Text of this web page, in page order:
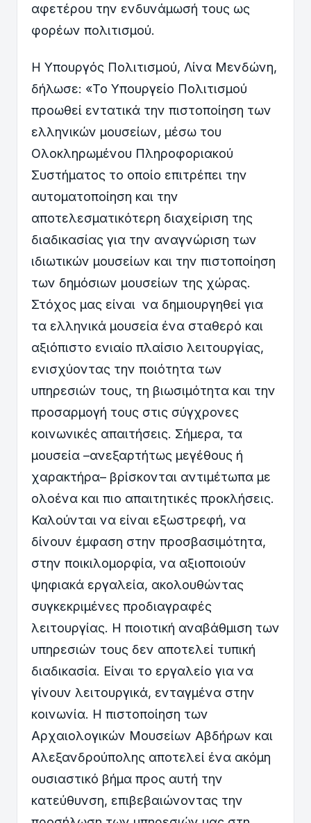
αφετέρου την ενδυνάμωσή τους ως
φορέων πολιτισμού.
Η Υπουργός Πολιτισμού, Λίνα Μενδώνη,
δήλωσε: «Το Υπουργείο Πολιτισμού
προωθεί εντατικά την πιστοποίηση των
ελληνικών μουσείων, μέσω του
Ολοκληρωμένου Πληροφοριακού
Συστήματος το οποίο επιτρέπει την
αυτοματοποίηση και την
αποτελεσματικότερη διαχείριση της
διαδικασίας για την αναγνώριση των
ιδιωτικών μουσείων και την πιστοποίηση
των δημόσιων μουσείων της χώρας.
Στόχος μας είναι να δημιουργηθεί για
τα ελληνικά μουσεία ένα σταθερό και
αξιόπιστο ενιαίο πλαίσιο λειτουργίας,
ενισχύοντας την ποιότητα των
υπηρεσιών τους, τη βιωσιμότητα και την
προσαρμογή τους στις σύγχρονες
κοινωνικές απαιτήσεις. Σήμερα, τα
μουσεία –ανεξαρτήτως μεγέθους ή
χαρακτήρα– βρίσκονται αντιμέτωπα με
ολοένα και πιο απαιτητικές προκλήσεις.
Καλούνται να είναι εξωστρεφή, να
δίνουν έμφαση στην προσβασιμότητα,
στην ποικιλομορφία, να αξιοποιούν
ψηφιακά εργαλεία, ακολουθώντας
συγκεκριμένες προδιαγραφές
λειτουργίας. Η ποιοτική αναβάθμιση των
υπηρεσιών τους δεν αποτελεί τυπική
διαδικασία. Είναι το εργαλείο για να
γίνουν λειτουργικά, ενταγμένα στην
κοινωνία. Η πιστοποίηση των
Αρχαιολογικών Μουσείων Αβδήρων και
Αλεξανδρούπολης αποτελεί ένα ακόμη
ουσιαστικό βήμα προς αυτή την
κατεύθυνση, επιβεβαιώνοντας την